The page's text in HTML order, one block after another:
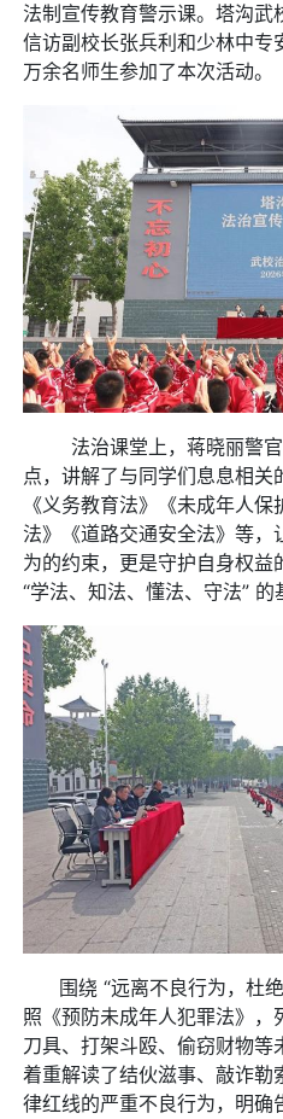
法制宣传教育警示课。塔沟
信访副校长张兵利和少林中专
万余名师生参加了本次活动。
法治课堂上，蒋晓丽警官
点，讲解了与同学们息息相关
《义务教育法》《未成年人
法》《道路交通安全法》等
为的约束，更是守护自身权益
“学法、知法、懂法、守法” 的
围绕 “远离不良行为，杜绝
照《预防未成年人犯罪法》，
刀具、打架斗殴、偷窃财物等
着重解读了结伙滋事、敲诈勒
律红线的严重不良行为，明确